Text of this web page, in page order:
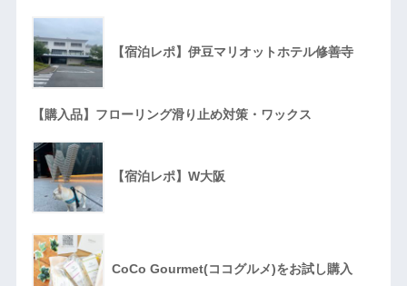
【宿泊レポ】伊豆マリオットホテル修善寺
【購入品】フローリング滑り止め対策・ワックス
【宿泊レポ】W大阪
CoCo Gourmet(ココグルメ)をお試し購入